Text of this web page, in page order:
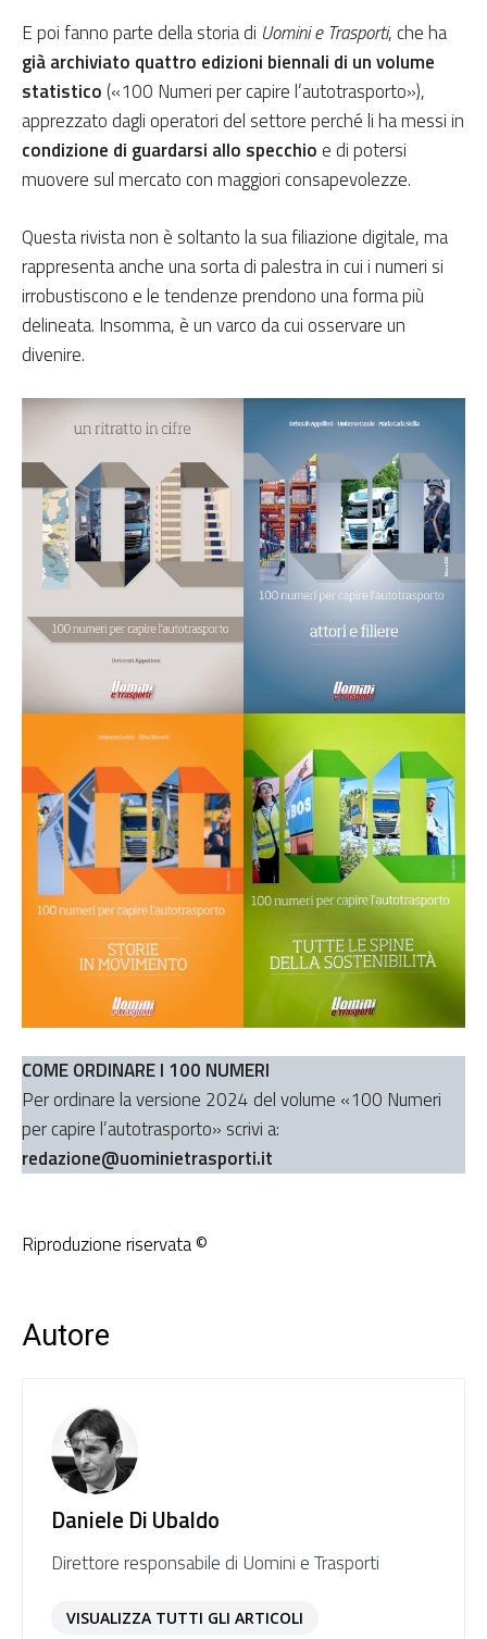
E poi fanno parte della storia di Uomini e Trasporti, che ha
già archiviato quattro edizioni biennali di un volume
statistico («100 Numeri per capire l’autotrasporto»),
apprezzato dagli operatori del settore perché li ha messi in
condizione di guardarsi allo specchio e di potersi
muovere sul mercato con maggiori consapevolezze.
Questa rivista non è soltanto la sua filiazione digitale, ma
rappresenta anche una sorta di palestra in cui i numeri si
irrobustiscono e le tendenze prendono una forma più
delineata. Insomma, è un varco da cui osservare un
divenire.
COME ORDINARE I 100 NUMERI
Per ordinare la versione 2024 del volume «100 Numeri
per capire l’autotrasporto» scrivi a:
redazione@uominietrasporti.it
Riproduzione riservata ©
Autore
Daniele Di Ubaldo
Direttore responsabile di Uomini e Trasporti
VISUALIZZA TUTTI GLI ARTICOLI